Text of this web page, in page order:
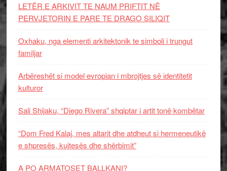
LETËR E ARKIVIT TE NAUM PRIFTIT NË
PERVJETORIN E PARE TE DRAGO SILIQIT
Oxhaku, nga elementi arkitektonik te simboli i trungut
familjar
Arbëreshët si model evropian i mbrojtjes së identitetit
kulturor
Sali Shijaku, “Diego Rivera” shqiptar i artit tonë kombëtar
“Dom Fred Kalaj, mes altarit dhe atdheut si hermeneutikë
e shpresës, kujtesës dhe shërbimit”
A PO ARMATOSET BALLKANI?